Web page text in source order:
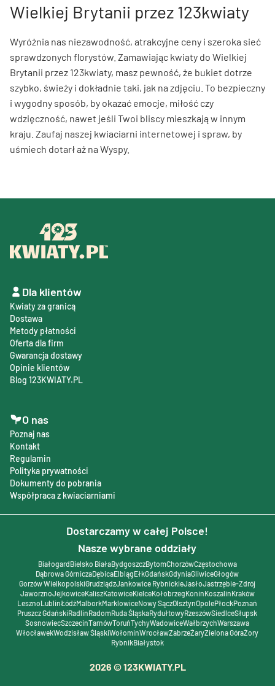
Wielkiej Brytanii przez 123kwiaty
Wyróżnia nas niezawodność, atrakcyjne ceny i szeroka sieć
sprawdzonych florystów. Zamawiając kwiaty do Wielkiej
Brytanii przez 123kwiaty, masz pewność, że bukiet dotrze
szybko, świeży i dokładnie taki, jak na zdjęciu. To bezpieczny
i wygodny sposób, by okazać emocje, miłość czy
wdzięczność, nawet jeśli Twoi bliscy mieszkają w innym
kraju. Zaufaj naszej kwiaciarni internetowej i spraw, by
uśmiech dotarł aż na Wyspy.
Dla klientów
Kwiaty za granicą
Dostawa
Metody płatności
Oferta dla firm
Gwarancja dostawy
Opinie klientów
Blog 123KWIATY.PL
O nas
Poznaj nas
Kontakt
Regulamin
Polityka prywatności
Dokumenty do pobrania
Współpraca z kwiaciarniami
Dostarczamy w całej Polsce!
Nasze wybrane oddziały
BiałogardBielsko BiałaBydgoszczBytomChorzówCzęstochowa
Dąbrowa GórniczaDębicaElblągEłkGdańskGdyniaGliwiceGłogów
Gorzów WielkopolskiGrudziądzJankowice RybnickieJasłoJastrzębie-Zdrój
JaworznoJejkowiceKaliszKatowiceKielceKołobrzegKoninKoszalinKraków
LesznoLublinŁódźMalborkMarklowiceNowy SączOlsztynOpolePłockPoznań
Pruszcz GdańskiRadlinRadomRuda ŚląskaRydułtowyRzeszówSiedlceSłupsk
SosnowiecSzczecinTarnówToruńTychyWadowiceWałbrzychWarszawa
WłocławekWodzisław ŚląskiWołominWrocławZabrzeŻaryZielona GóraŻory
RybnikBiałystok
2026 © 123KWIATY.PL